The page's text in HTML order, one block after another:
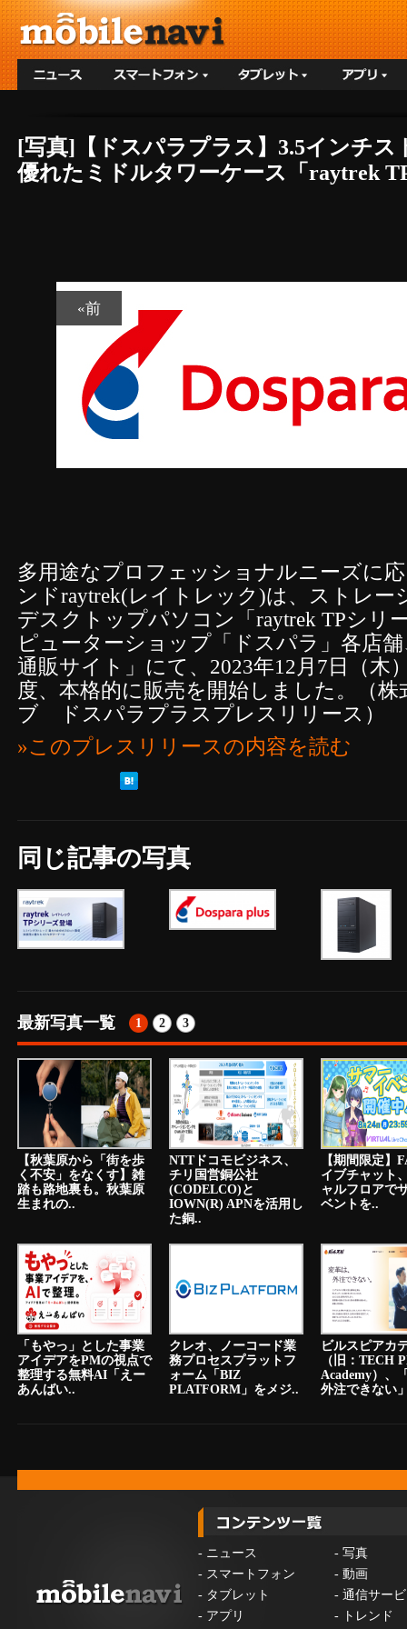
[写真]【ドスパラプラス】3.5インチ
優れたミドルタワーケース「raytrek
«前
多用途なプロフェッショナルニーズに
ンドraytrek(レイトレック)は、ストレー
デスクトップパソコン「raytrek TPシリ
ピューターショップ「ドスパラ」各店
通販サイト」にて、2023年12月7日（木
度、本格的に販売を開始しました。（
ブ ドスパラプラスプレスリリース）
»このプレスリリースの内容を読む
同じ記事の写真
最新写真一覧 1 2 3
【秋葉原から「街を歩
く不安」をなくす】雑
踏も路地裏も。秋葉原
生まれの..
NTTドコモビジネス、
チリ国営銅公社
(CODELCO)と
IOWN(R) APNを活用し
た銅..
【期間限定】
イブチャット
ャルフロアで
ベントを..
「もやっ」とした事業
アイデアをPMの視点で
整理する無料AI「えー
あんばい..
クレオ、ノーコード業
務プロセスプラットフ
ォーム「BIZ
PLATFORM」をメジ..
ビルスピアカ
（旧：TECH
Academy）、
外注できない
- ニュース - 写真
- スマートフォン - 動画
- タブレット - 通信サー
- アプリ -
トレンド